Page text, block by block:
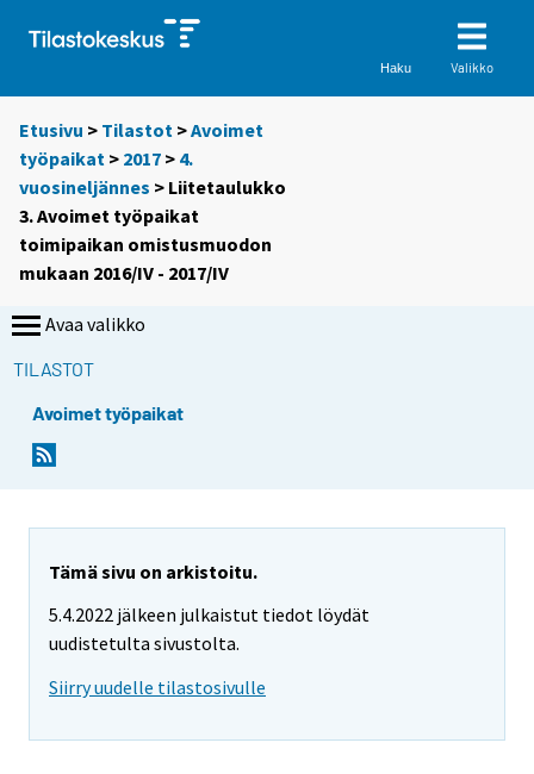
Haku Valikko
Etusivu > Tilastot >Avoimet
työpaikat > 2017 > 4.
vuosineljännes > Liitetaulukko
3. Avoimet työpaikat
toimipaikan omistusmuodon
mukaan 2016/IV - 2017/IV
Avaa valikko
TILASTOT
Avoimet työpaikat
Tämä sivu on arkistoitu.
5.4.2022 jälkeen julkaistut tiedot löydät
uudistetulta sivustolta.
Siirry uudelle tilastosivulle